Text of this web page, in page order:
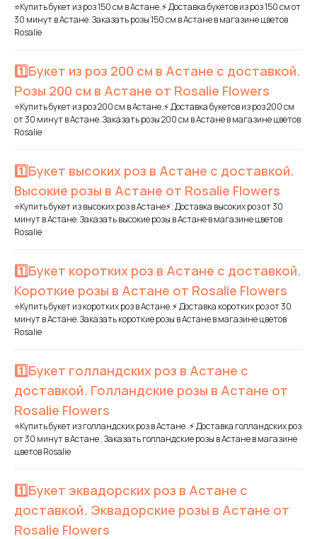
⭐Купить букет из роз 150 см в Астане.⚡ Доставка букетов из роз 150 см от
30 минут в Астане. Заказать розы 150 см в Астане в магазине цветов
Rosalie
1️⃣Букет из роз 200 см в Астане с доставкой.
Розы 200 см в Астане от Rosalie Flowers
⭐Купить букет из роз 200 см в Астане.⚡ Доставка букетов из роз 200 см
от 30 минут в Астане. Заказать розы 200 см в Астане в магазине цветов
Rosalie
1️⃣Букет высоких роз в Астане с доставкой.
Высокие розы в Астане от Rosalie Flowers
⭐Купить букет из высоких роз в Астане⚡. Доставка высоких роз от 30
минут в Астане. Заказать высокие розы в Астане в магазине цветов
Rosalie
1️⃣Букет коротких роз в Астане с доставкой.
Короткие розы в Астане от Rosalie Flowers
⭐Купить букет из коротких роз в Астане.⚡ Доставка коротких роз от 30
минут в Астане. Заказать короткие розы в Астане в магазине цветов
Rosalie
1️⃣Букет голландских роз в Астане с
доставкой. Голландские розы в Астане от
Rosalie Flowers
⭐Купить букет из голландских роз в Астане .⚡ Доставка голландских роз
от 30 минут в Астане . Заказать голландские розы в Астане в магазине
цветов Rosalie
1️⃣Букет эквадорских роз в Астане с
доставкой. Эквадорские розы в Астане от
Rosalie Flowers